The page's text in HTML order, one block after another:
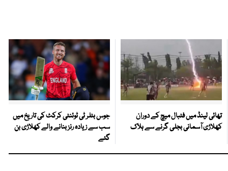
تھائی لینڈ میں فٹبال میچ کے دوران
کھلاڑی آسمانی بجلی گرنے سے ہلاک
جوس بٹلر ٹی ٹوئنٹی کرکٹ کی تاریخ میں
سب سے زیادہ رنز بنانے والے کھلاڑی بن
گئے